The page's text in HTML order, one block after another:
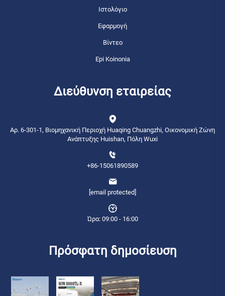
Ιστολόγιο
Εφαρμογή
Βίντεο
Epi Koinonia
Διεύθυνση εταιρείας
Αρ. 6-301-1, Βιομηχανική Περιοχή Huaqing Chuangzhi, Οικονομική Ζώνη
Ανάπτυξης Huishan, Πόλη Wuxi
+86-15061890589
[email protected]
Ώρα: 09:00 - 16:00
Πρόσφατη δημοσίευση